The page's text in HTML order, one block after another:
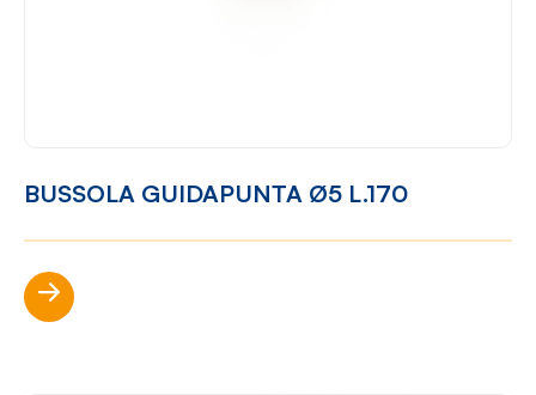
BUSSOLA GUIDAPUNTA Ø5 L.170
Scopri di più